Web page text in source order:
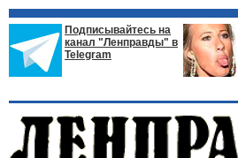
Подписывайтесь на
канал "Ленправды" в
Telegram